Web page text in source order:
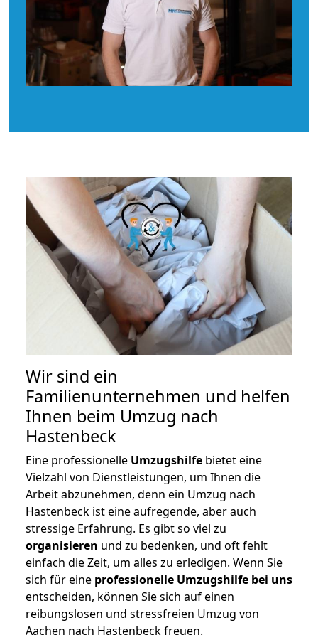
Wir sind ein
Familienunternehmen und helfen
Ihnen beim Umzug nach
Hastenbeck
Eine professionelle Umzugshilfe bietet eine
Vielzahl von Dienstleistungen, um Ihnen die
Arbeit abzunehmen, denn ein Umzug nach
Hastenbeck ist eine aufregende, aber auch
stressige Erfahrung. Es gibt so viel zu
organisieren und zu bedenken, und oft fehlt
einfach die Zeit, um alles zu erledigen. Wenn Sie
sich für eine professionelle Umzugshilfe bei uns
entscheiden, können Sie sich auf einen
reibungslosen und stressfreien Umzug von
Aachen nach Hastenbeck freuen.